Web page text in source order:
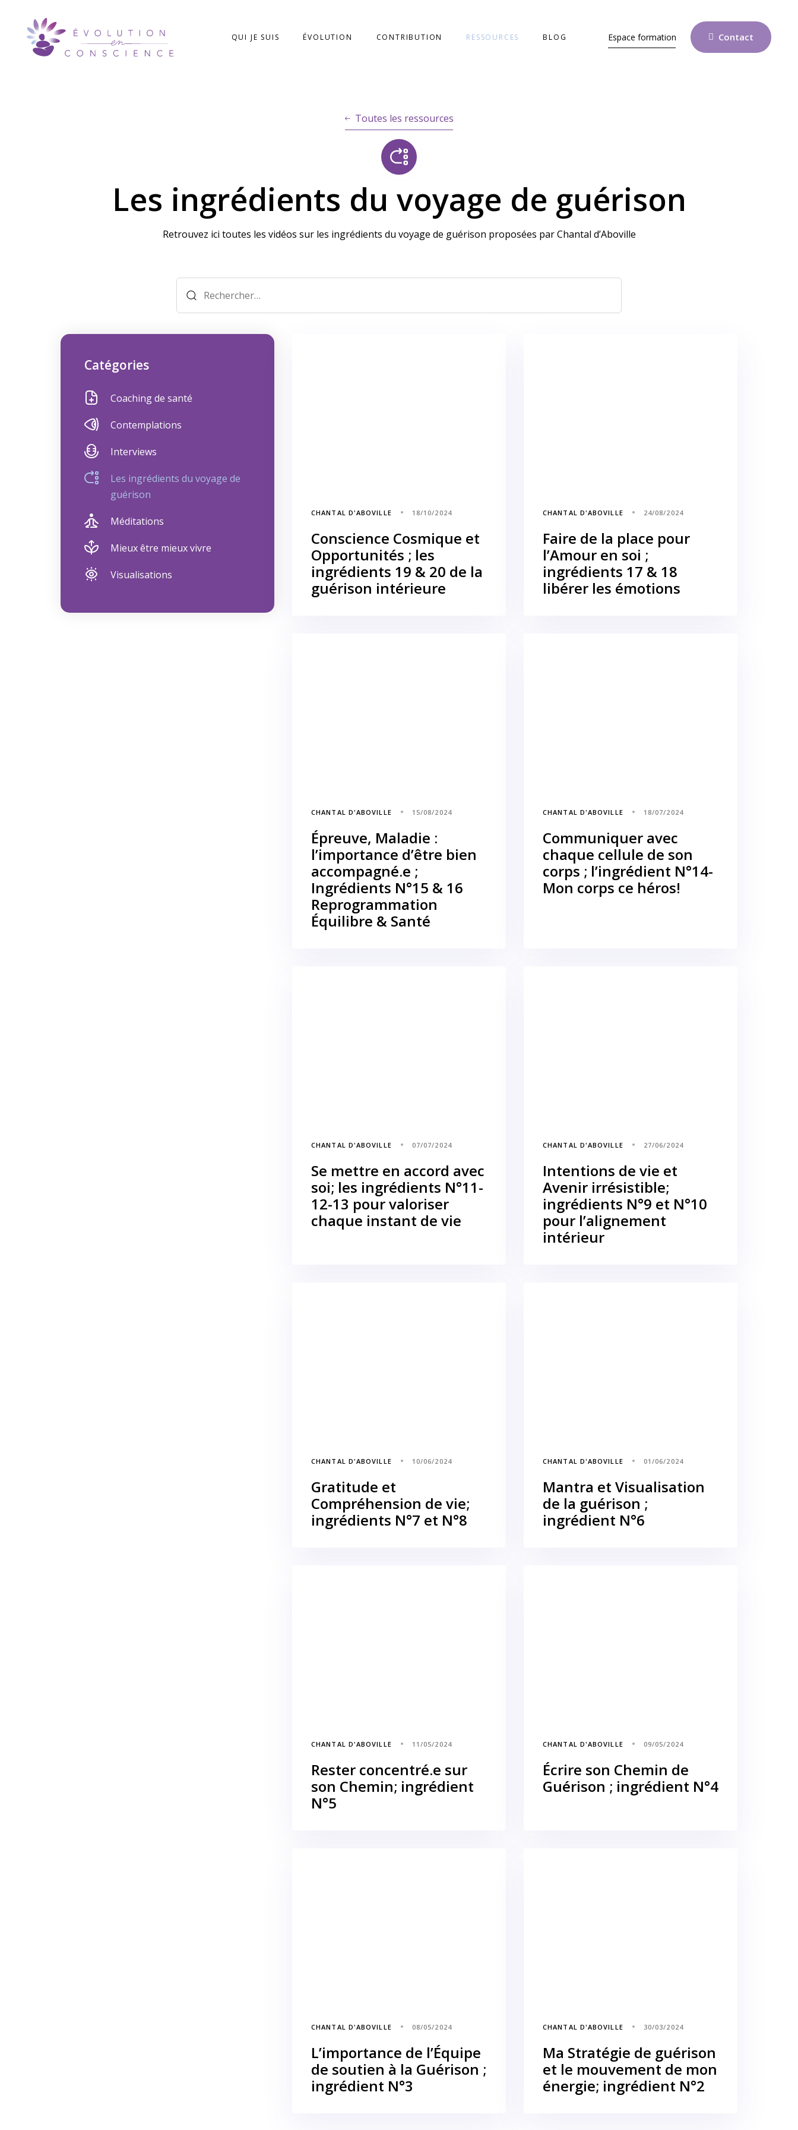
content
QUI JE SUIS ÉVOLUTION CONTRIBUTION RESSOURCES BLOG Espace formation Contact
Toutes les ressources
Les ingrédients du voyage de guérison
Retrouvez ici toutes les vidéos sur les ingrédients du voyage de guérison proposées par Chantal d’Aboville
Catégories
Coaching de santé
Contemplations
Interviews
Les ingrédients du voyage de
guérison
Méditations
Mieux être mieux vivre
Visualisations
CHANTAL D'ABOVILLE 18/10/2024
Conscience Cosmique et
Opportunités ; les
ingrédients 19 & 20 de la
guérison intérieure
CHANTAL D'ABOVILLE 24/08/2024
Faire de la place pour
l’Amour en soi ;
ingrédients 17 & 18
libérer les émotions
CHANTAL D'ABOVILLE 15/08/2024
Épreuve, Maladie :
l’importance d’être bien
accompagné.e ;
Ingrédients N°15 & 16
Reprogrammation
Équilibre & Santé
CHANTAL D'ABOVILLE 18/07/2024
Communiquer avec
chaque cellule de son
corps ; l’ingrédient N°14-
Mon corps ce héros!
CHANTAL D'ABOVILLE 07/07/2024
Se mettre en accord avec
soi; les ingrédients N°11-
12-13 pour valoriser
chaque instant de vie
CHANTAL D'ABOVILLE 27/06/2024
Intentions de vie et
Avenir irrésistible;
ingrédients N°9 et N°10
pour l’alignement
intérieur
CHANTAL D'ABOVILLE 10/06/2024
Gratitude et
Compréhension de vie;
ingrédients N°7 et N°8
CHANTAL D'ABOVILLE 01/06/2024
Mantra et Visualisation
de la guérison ;
ingrédient N°6
CHANTAL D'ABOVILLE 11/05/2024
Rester concentré.e sur
son Chemin; ingrédient
N°5
CHANTAL D'ABOVILLE 09/05/2024
Écrire son Chemin de
Guérison ; ingrédient N°4
CHANTAL D'ABOVILLE 08/05/2024
L’importance de l’Équipe
de soutien à la Guérison ;
ingrédient N°3
CHANTAL D'ABOVILLE 30/03/2024
Ma Stratégie de guérison
et le mouvement de mon
énergie; ingrédient N°2